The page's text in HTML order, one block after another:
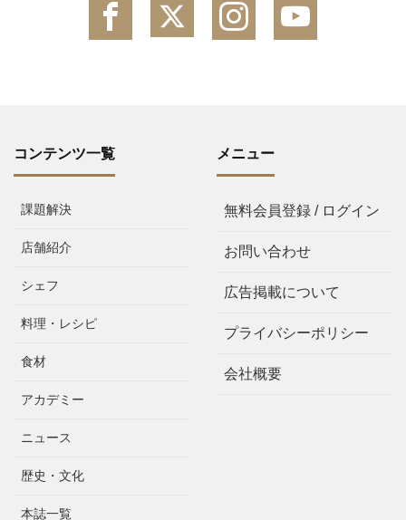
コンテンツ一覧
課題解決
店舗紹介
シェフ
料理・レシピ
食材
アカデミー
ニュース
歴史・文化
本誌一覧
メニュー
無料会員登録 / ログイン
お問い合わせ
広告掲載について
プライバシーポリシー
会社概要